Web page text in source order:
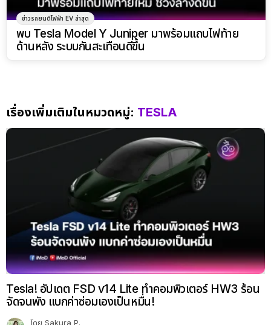
ข่าวรถยนต์ไฟฟ้า EV ล่าสุด
พบ Tesla Model Y Juniper มาพร้อมแถบไฟท้าย
ด้านหลัง ระบบกันสะเทือนดีขึ้น
เรื่องเพิ่มเติมในหมวดหมู่: TESLA
Tesla! อัปเดต FSD v14 Lite ทำคอมพิวเตอร์ HW3 ร้อน
จัดจนพัง แบกค่าซ่อมเองเป็นหมื่น!
โดย Sakura P.